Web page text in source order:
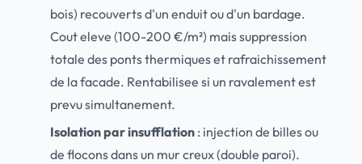
bois) recouverts d'un enduit ou d'un bardage.
Cout eleve (100-200 €/m²) mais suppression
totale des ponts thermiques et rafraichissement
de la facade. Rentabilisee si un ravalement est
prevu simultanement.
Isolation par insufflation : injection de billes ou
de flocons dans un mur creux (double paroi).